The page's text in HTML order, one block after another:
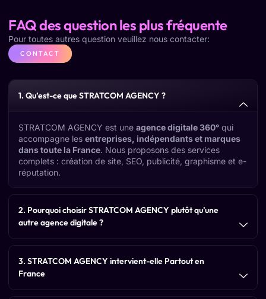
FAQ des question les plus fréquente
Pour toutes autres question veuillez nous contacter:
CONTACT
1. Qu’est-ce que STRATCOM AGENCY ?
STRATCOM AGENCY est une agence digitale 360° qui
accompagne les entreprises, indépendants et marques
dans toute la France. Nous proposons des services
complets : création de site, SEO, publicité, graphisme et e-
réputation.
2. Pourquoi choisir STRATCOM AGENCY plutôt qu’une
autre agence digitale ?
3. STRATCOM AGENCY intervient-elle Partout en
France